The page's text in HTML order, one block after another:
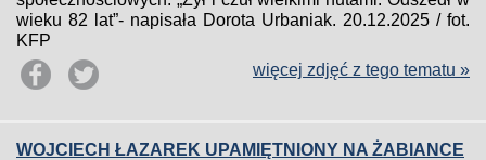
wieku 82 lat”- napisała Dorota Urbaniak. 20.12.2025 / fot.
KFP
więcej zdjęć z tego tematu »
WOJCIECH ŁAZAREK UPAMIĘTNIONY NA ŻABIANCE